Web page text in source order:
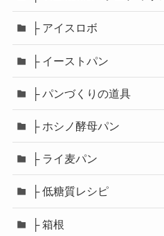
├ アイスロボ
├ イーストパン
├ パンづくりの道具
├ ホシノ酵母パン
├ ライ麦パン
├ 低糖質レシピ
├ 箱根